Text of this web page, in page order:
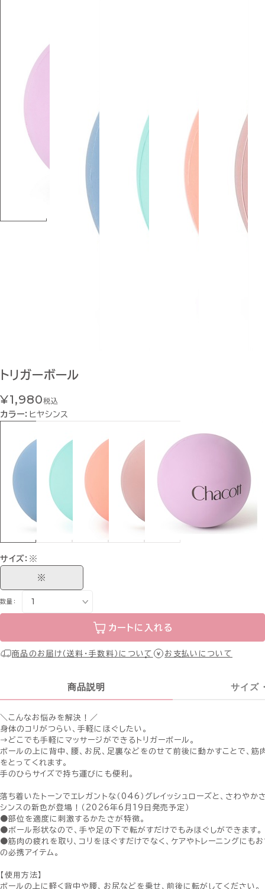
トリガーボール
¥1,980税込
カラー： ヒヤシンス
サイズ： ※
※
数量：
カートに入れる
商品のお届け（送料・手数料）について お支払いについて
商品説明 サイズ
＼こんなお悩みを解決！／
身体のコリがつらい、手軽にほぐしたい。
→どこでも手軽にマッサージができるトリガーボール。
ボールの上に背中、腰、お尻、足裏などをのせて前後に動かすことで、筋
をとってくれます。
手のひらサイズで持ち運びにも便利。
落ち着いたトーンでエレガントな（046）グレイッシュローズと、さわやか
シンスの新色が登場！（2026年6月19日発売予定）
●部位を適度に刺激するかたさが特徴。
●ボール形状なので、手や足の下で転がすだけでもみほぐしができます。
●筋肉の疲れを取り、コリをほぐすだけでなく、ケアやトレーニングにもお
の必携アイテム。
【使用方法】
ボールの上に軽く背中や腰、お尻などを乗せ、前後に転がしてください。